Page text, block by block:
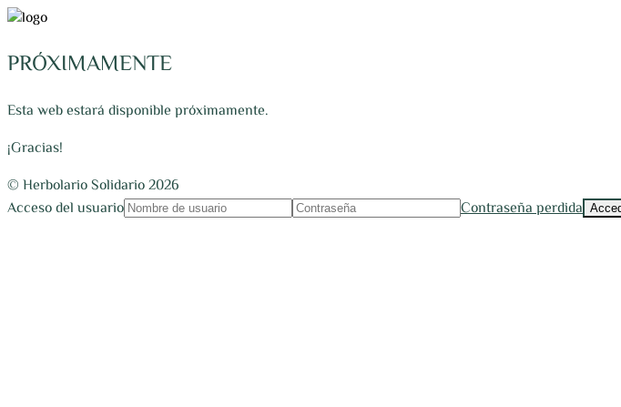
PRÓXIMAMENTE
Esta web estará disponible próximamente.
¡Gracias!
© Herbolario Solidario 2026
Acceso del usuario
Contraseña perdida